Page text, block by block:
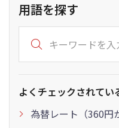
用語を探す
よくチェックされてい
為替レート（360円